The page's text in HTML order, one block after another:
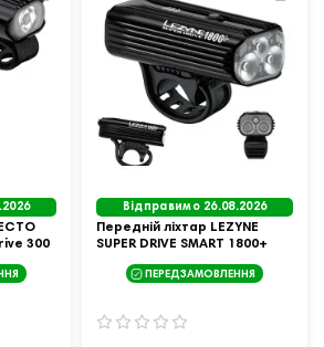
300
Відправимо 26.08.2026
Передній ліхтар LEZYNE
SUPER DRIVE SMART 1800+
ПЕРЕДЗАМОВЛЕННЯ